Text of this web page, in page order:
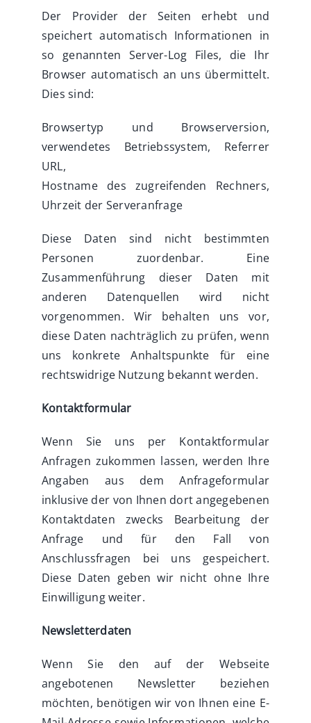
Der Provider der Seiten erhebt und
speichert automatisch Informationen in
so genannten Server-Log Files, die Ihr
Browser automatisch an uns übermittelt.
Dies sind:
Browsertyp und Browserversion,
verwendetes Betriebssystem, Referrer
URL,
Hostname des zugreifenden Rechners,
Uhrzeit der Serveranfrage
Diese Daten sind nicht bestimmten
Personen zuordenbar. Eine
Zusammenführung dieser Daten mit
anderen Datenquellen wird nicht
vorgenommen. Wir behalten uns vor,
diese Daten nachträglich zu prüfen, wenn
uns konkrete Anhaltspunkte für eine
rechtswidrige Nutzung bekannt werden.
Kontaktformular
Wenn Sie uns per Kontaktformular
Anfragen zukommen lassen, werden Ihre
Angaben aus dem Anfrageformular
inklusive der von Ihnen dort angegebenen
Kontaktdaten zwecks Bearbeitung der
Anfrage und für den Fall von
Anschlussfragen bei uns gespeichert.
Diese Daten geben wir nicht ohne Ihre
Einwilligung weiter.
Newsletterdaten
Wenn Sie den auf der Webseite
angebotenen Newsletter beziehen
möchten, benötigen wir von Ihnen eine E-